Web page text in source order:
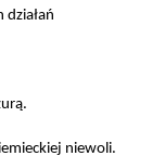
działań
niewoli.